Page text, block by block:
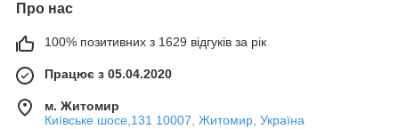
Про нас
100% позитивних з 1629 відгуків за рік
Працює з 05.04.2020
м. Житомир
Київське шосе,131 10007, Житомир, Україна